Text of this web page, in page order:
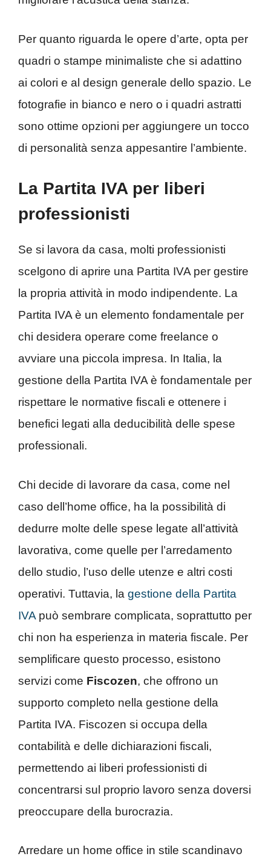
Per quanto riguarda le opere d’arte, opta per
quadri o stampe minimaliste che si adattino
ai colori e al design generale dello spazio. Le
fotografie in bianco e nero o i quadri astratti
sono ottime opzioni per aggiungere un tocco
di personalità senza appesantire l’ambiente.
La Partita IVA per liberi
professionisti
Se si lavora da casa, molti professionisti
scelgono di aprire una Partita IVA per gestire
la propria attività in modo indipendente. La
Partita IVA è un elemento fondamentale per
chi desidera operare come freelance o
avviare una piccola impresa. In Italia, la
gestione della Partita IVA è fondamentale per
rispettare le normative fiscali e ottenere i
benefici legati alla deducibilità delle spese
professionali.
Chi decide di lavorare da casa, come nel
caso dell’home office, ha la possibilità di
dedurre molte delle spese legate all’attività
lavorativa, come quelle per l’arredamento
dello studio, l’uso delle utenze e altri costi
operativi. Tuttavia, la gestione della Partita
IVA può sembrare complicata, soprattutto per
chi non ha esperienza in materia fiscale. Per
semplificare questo processo, esistono
servizi come Fiscozen, che offrono un
supporto completo nella gestione della
Partita IVA. Fiscozen si occupa della
contabilità e delle dichiarazioni fiscali,
permettendo ai liberi professionisti di
concentrarsi sul proprio lavoro senza doversi
preoccupare della burocrazia.
Arredare un home office in stile scandinavo